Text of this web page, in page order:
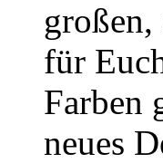
für
Farben
neues